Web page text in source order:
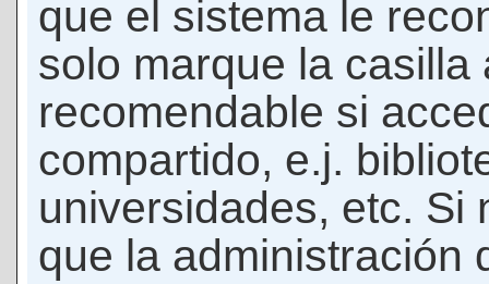
que el sistema le
solo marque la casilla
recomendable si
compartido, e.j.
universidades, etc. Si
que la administración